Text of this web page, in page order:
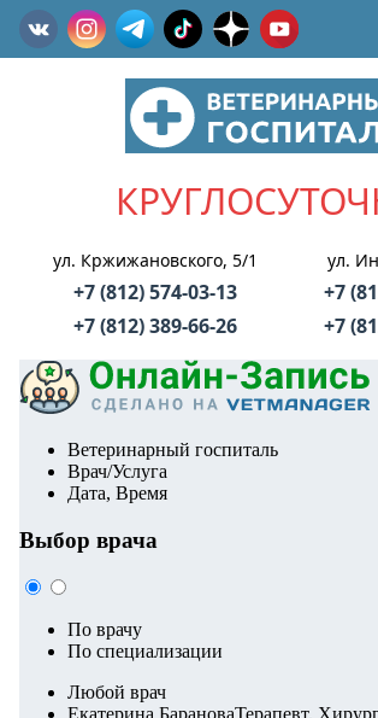
ул. Кржижановского, 5/1
+7 (812) 574-03-13
+7 (812) 389-66-26
ул.
+7
+7